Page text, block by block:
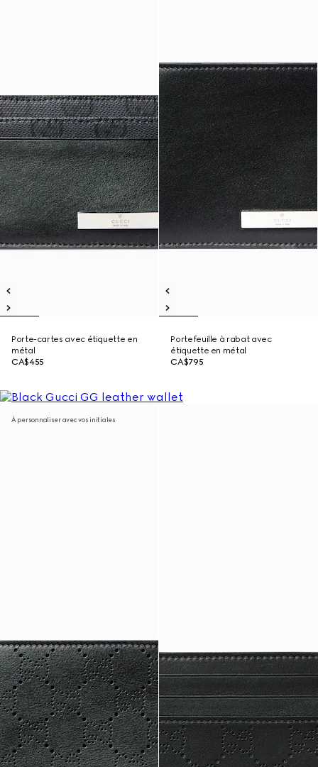
Porte-cartes avec étiquette en
métal
CA$455
Portefeuille à rabat avec
étiquette en métal
CA$795
À personnaliser avec vos initiales